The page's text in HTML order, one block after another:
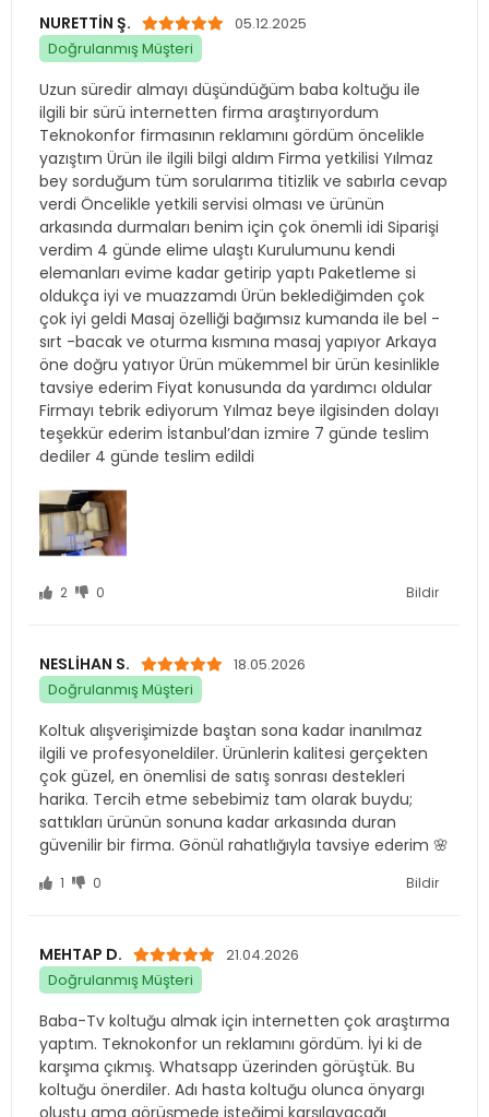
ilgili bir sürü internetten firma araştırıyordum
Teknokonfor firmasının reklamını gördüm öncelikle
yazıştım Ürün ile ilgili bilgi aldım Firma yetkilisi Yılmaz
bey sorduğum tüm sorularıma titizlik ve sabırla cevap
verdi Öncelikle yetkili servisi olması ve ürünün
arkasında durmaları benim için çok önemli idi Siparişi
verdim 4 günde elime ulaştı Kurulumunu kendi
elemanları evime kadar getirip yaptı Paketleme si
oldukça iyi ve muazzamdı Ürün beklediğimden çok
çok iyi geldi Masaj özelliği bağımsız kumanda ile bel -
sırt -bacak ve oturma kısmına masaj yapıyor Arkaya
öne doğru yatıyor Ürün mükemmel bir ürün kesinlikle
tavsiye ederim Fiyat konusunda da yardımcı oldular
Firmayı tebrik ediyorum Yılmaz beye ilgisinden dolayı
teşekkür ederim İstanbul’dan izmire 7 günde teslim
dediler 4 günde teslim edildi
2 0
NESLİHAN S.
Doğrulanmış Müşteri
ilgili ve profesyoneldiler. Ürünlerin kalitesi gerçekten
çok güzel, en önemlisi de satış sonrası destekleri
harika. Tercih etme sebebimiz tam olarak buydu;
sattıkları ürünün sonuna kadar arkasında duran
güvenilir bir firma. Gönül rahatlığıyla tavsiye ederim 🌸
1 0
MEHTAP D.
21.04.2026
Doğrulanmış Müşteri
yaptım. Teknokonfor un reklamını gördüm. İyi ki de
karşıma çıkmış. Whatsapp üzerinden görüştük. Bu
koltuğu önerdiler. Adı hasta koltuğu olunca önyargı
oluştu ama görüşmede isteğimi karşılayacağı
söylendi. Gerçekten de öyle TV koltuğu, masaj
koltuğu, hasta koltuğu bütün ihtiyaçları karşılayan
kaliteli süper bir ürün ayrıca çok ilgili bir firma. Yaklaşık
iki aydır kullanıyoruz. Alın aldırın pişman olmazsınız.